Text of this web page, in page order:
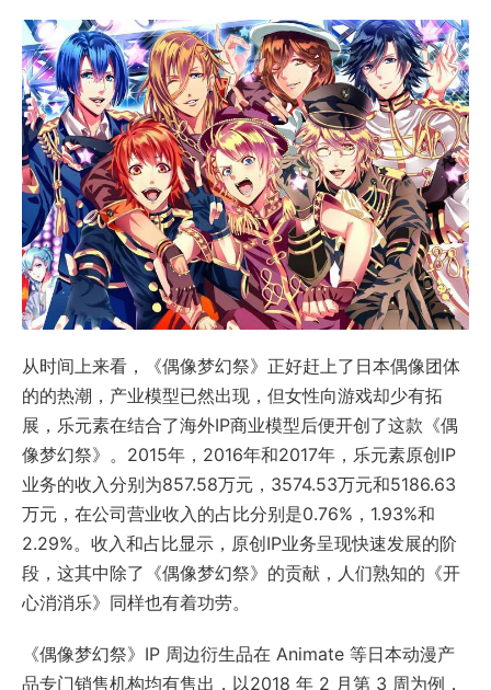
从时间上来看，《偶像梦幻祭》正好赶上了日本偶像团体
的的热潮，产业模型已然出现，但女性向游戏却少有拓
展，乐元素在结合了海外IP商业模型后便开创了这款《偶
像梦幻祭》。2015年，2016年和2017年，乐元素原创IP
业务的收入分别为857.58万元，3574.53万元和5186.63
万元，在公司营业收入的占比分别是0.76%，1.93%和
2.29%。收入和占比显示，原创IP业务呈现快速发展的阶
段，这其中除了《偶像梦幻祭》的贡献，人们熟知的《开
心消消乐》同样也有着功劳。
《偶像梦幻祭》IP 周边衍生品在 Animate 等日本动漫产
品专门销售机构均有售出，以2018 年 2 月第 3 周为例，